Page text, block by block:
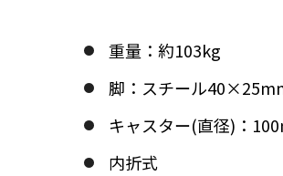
重量：約103kg
脚：スチール
キャスター(直径)：
内折式